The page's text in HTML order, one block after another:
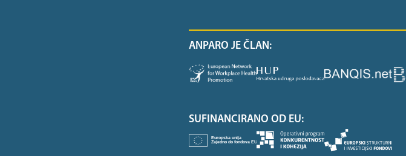
ANPARO JE ČLAN:
SUFINANCIRANO OD EU: